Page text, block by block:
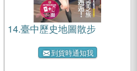
14.臺中歷史地圖散步
到貨時通知我